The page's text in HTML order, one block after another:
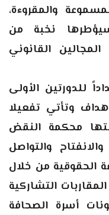
والمقروءة،
سيؤطرها نخبة من
القانوني
للدورتين الأولى
وتأتي تفعيلا
محكمة النقض
والتواصل
الحقوقية من خلال
التشاركية
أسرة الصحافة